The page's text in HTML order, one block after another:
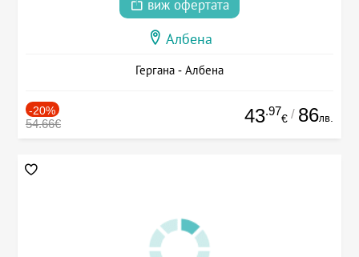
виж офертата
Албена
Гергана - Албена
-20%
54.66€ 43.97
€ / 86лв.